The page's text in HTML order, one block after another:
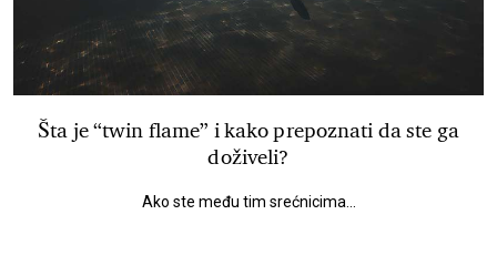
Šta je “twin flame” i kako prepoznati da ste ga
doživeli?
Ako ste među tim srećnicima...